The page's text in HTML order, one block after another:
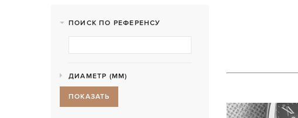
ПОИСК ПО РЕФЕРЕНСУ
ДИАМЕТР (MM)
ПОКАЗАТЬ